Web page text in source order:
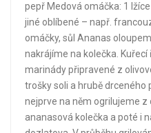
pepř Medová omáčka: 1
jiné oblíbené – např.
omáčky, sůl Ananas
nakrájíme na kolečka.
marinády připravené z
trošky soli a hrubě drceného
nejprve na něm ogrilujeme z
ananasová kolečka a poté i